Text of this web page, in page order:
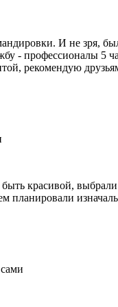
И не зря,
- профессионалы 5
рекомендую
красивой,